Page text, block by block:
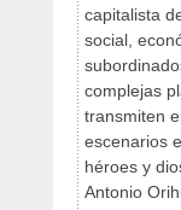
capitalista
social,
complejas
transmiten
escenarios
héroes y
Antonio